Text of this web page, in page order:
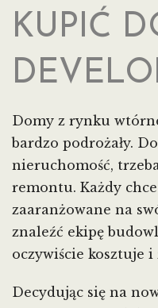
KUPIĆ
Domy z rynku
bardzo podrożały.
nieruchomość,
remontu. Każdy
zaaranżowane na
znaleźć ekipę
oczywiście kosztuje
Decydując się na